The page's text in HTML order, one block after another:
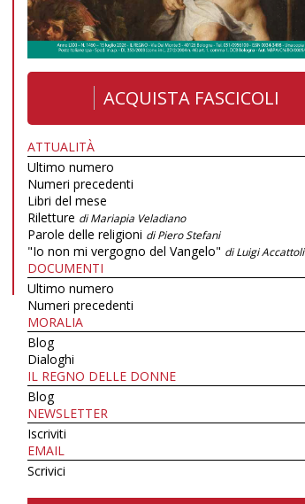
ACQUISTA FASCICOLI
ATTUALITÀ
Ultimo numero
Numeri precedenti
Libri del mese
Riletture di Mariapia Veladiano
Parole delle religioni di Piero Stefani
"Io non mi vergogno del Vangelo" di Luigi Accattoli
DOCUMENTI
Ultimo numero
Numeri precedenti
MORALIA
Blog
Dialoghi
IL REGNO DELLE DONNE
Blog
NEWSLETTER
Iscriviti
EMAIL
Scrivici